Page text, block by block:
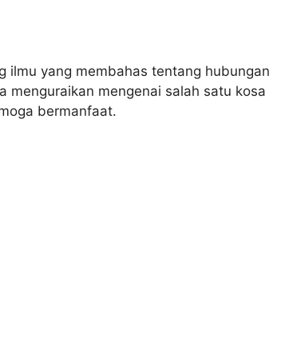
ilmu yang membahas tentang hubungan
menguraikan mengenai salah satu kosa
bermanfaat.